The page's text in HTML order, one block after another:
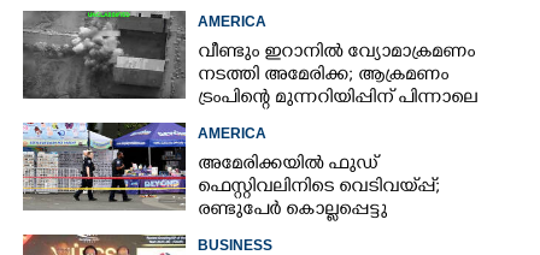
AMERICA
വീണ്ടും ഇറാനിൽ വ്യോമാക്രമണം
നടത്തി അമേരിക്ക; ആക്രമണം
ട്രംപിന്റെ മുന്നറിയിപ്പിന് പിന്നാലെ
AMERICA
അമേരിക്കയിൽ ഫുഡ്
ഫെസ്റ്റിവലിനിടെ വെടിവയ്‌പ്പ്;
രണ്ടുപേർ കൊല്ലപ്പെട്ടു
BUSINESS